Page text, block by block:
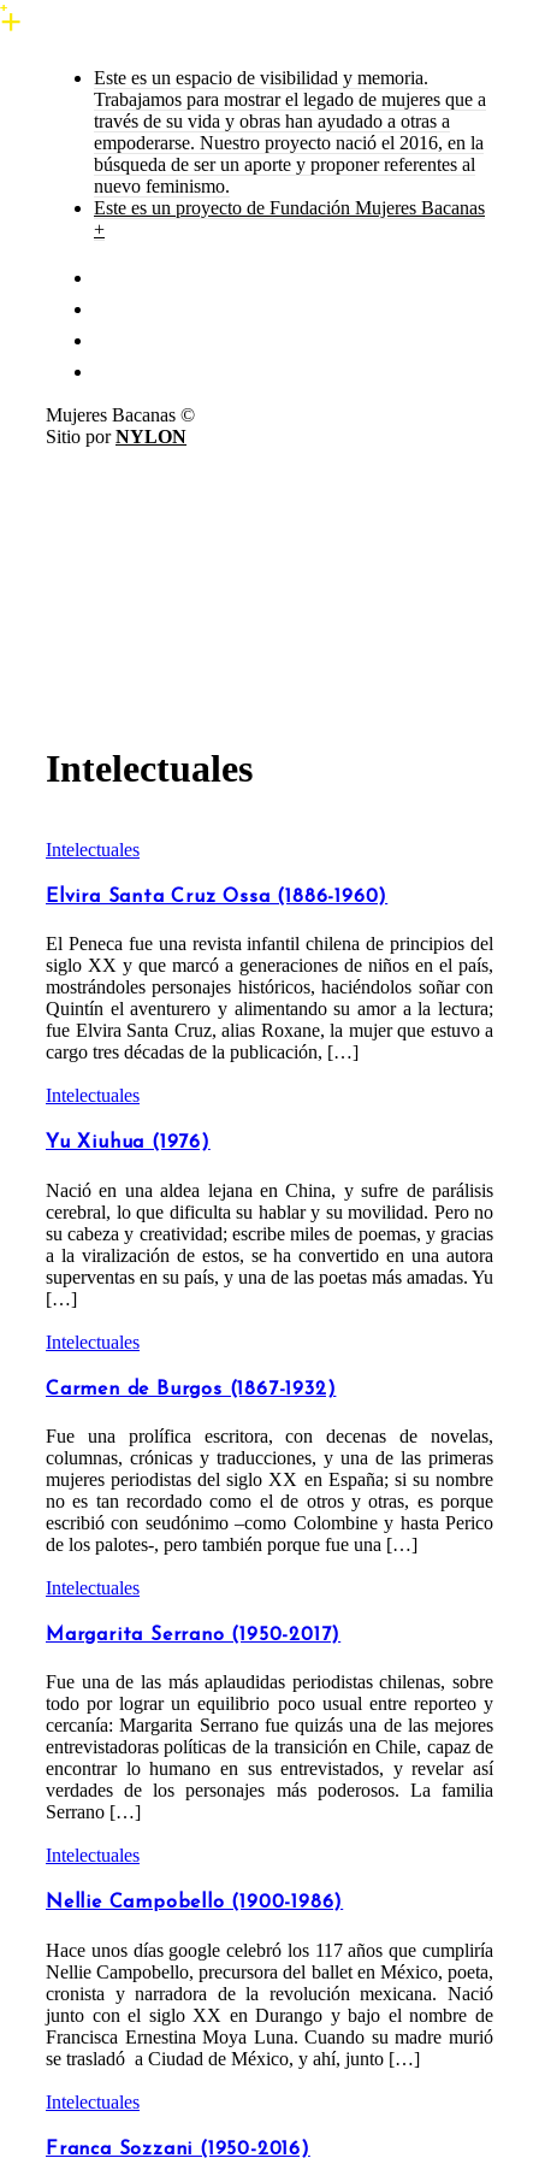
Este es un espacio de visibilidad y memoria.
Trabajamos para mostrar el legado de mujeres que a
través de su vida y obras han ayudado a otras a
empoderarse. Nuestro proyecto nació el 2016, en la
búsqueda de ser un aporte y proponer referentes al
nuevo feminismo.
Este es un proyecto de Fundación Mujeres Bacanas
+
Mujeres Bacanas ©
Sitio porNYLON
Intelectuales
Intelectuales
Elvira Santa Cruz Ossa (1886-1960)
El Peneca fue una revista infantil chilena de principios del
siglo XX y que marcó a generaciones de niños en el país,
mostrándoles personajes históricos, haciéndolos soñar con
Quintín el aventurero y alimentando su amor a la lectura;
fue Elvira Santa Cruz, alias Roxane, la mujer que estuvo a
cargo tres décadas de la publicación, […]
Intelectuales
Yu Xiuhua (1976)
Nació en una aldea lejana en China, y sufre de parálisis
cerebral, lo que dificulta su hablar y su movilidad. Pero no
su cabeza y creatividad; escribe miles de poemas, y gracias
a la viralización de estos, se ha convertido en una autora
superventas en su país, y una de las poetas más amadas. Yu
[…]
Intelectuales
Carmen de Burgos (1867-1932)
Fue una prolífica escritora, con decenas de novelas,
columnas, crónicas y traducciones, y una de las primeras
mujeres periodistas del siglo XX en España; si su nombre
no es tan recordado como el de otros y otras, es porque
escribió con seudónimo –como Colombine y hasta Perico
de los palotes-, pero también porque fue una […]
Intelectuales
Margarita Serrano (1950-2017)
Fue una de las más aplaudidas periodistas chilenas, sobre
todo por lograr un equilibrio poco usual entre reporteo y
cercanía: Margarita Serrano fue quizás una de las mejores
entrevistadoras políticas de la transición en Chile, capaz de
encontrar lo humano en sus entrevistados, y revelar así
verdades de los personajes más poderosos. La familia
Serrano […]
Intelectuales
Nellie Campobello (1900-1986)
Hace unos días google celebró los 117 años que cumpliría
Nellie Campobello, precursora del ballet en México, poeta,
cronista y narradora de la revolución mexicana. Nació
junto con el siglo XX en Durango y bajo el nombre de
Francisca Ernestina Moya Luna. Cuando su madre murió
se trasladó a Ciudad de México, y ahí, junto […]
Intelectuales
Franca Sozzani (1950-2016)